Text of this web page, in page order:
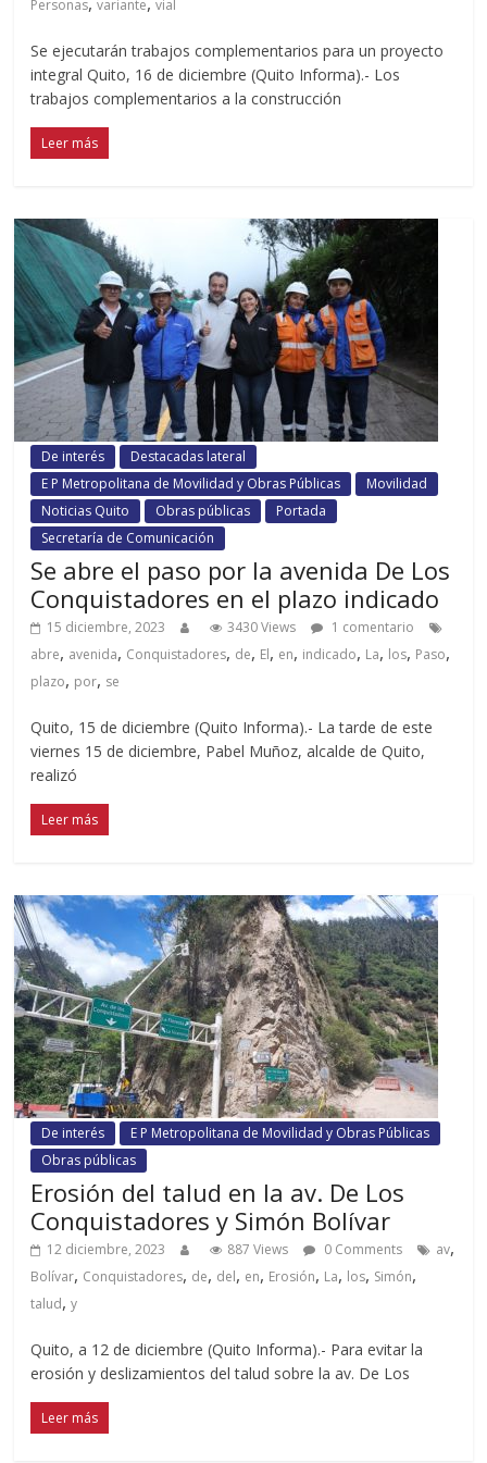
Personas variante vial
Se ejecutarán trabajos complementarios para un proyecto
integral Quito, 16 de diciembre (Quito Informa).- Los
trabajos complementarios a la construcción
Leer más
De interés
Destacadas lateral
E P Metropolitana de Movilidad y Obras Públicas
Movilidad
Noticias Quito
Obras públicas
Portada
Secretaría de Comunicación
Se abre el paso por la avenida De Los
Conquistadores en el plazo indicado
15 diciembre, 2023 3430 Views
1 comentario
abre, avenida, Conquistadores, de, El, en, indicado, La, los, Paso,
plazo, por, se
Quito, 15 de diciembre (Quito Informa).- La tarde de este
viernes 15 de diciembre, Pabel Muñoz, alcalde de Quito,
realizó
Leer más
De interés
E P Metropolitana de Movilidad y Obras Públicas
Obras públicas
Erosión del talud en la av. De Los
Conquistadores y Simón Bolívar
12 diciembre, 2023 887 Views 0 Comments av,
Bolívar, Conquistadores, de, del, en, Erosión, La, los, Simón,
talud,y
Quito, a 12 de diciembre (Quito Informa).- Para evitar la
erosión y deslizamientos del talud sobre la av. De Los
Leer más